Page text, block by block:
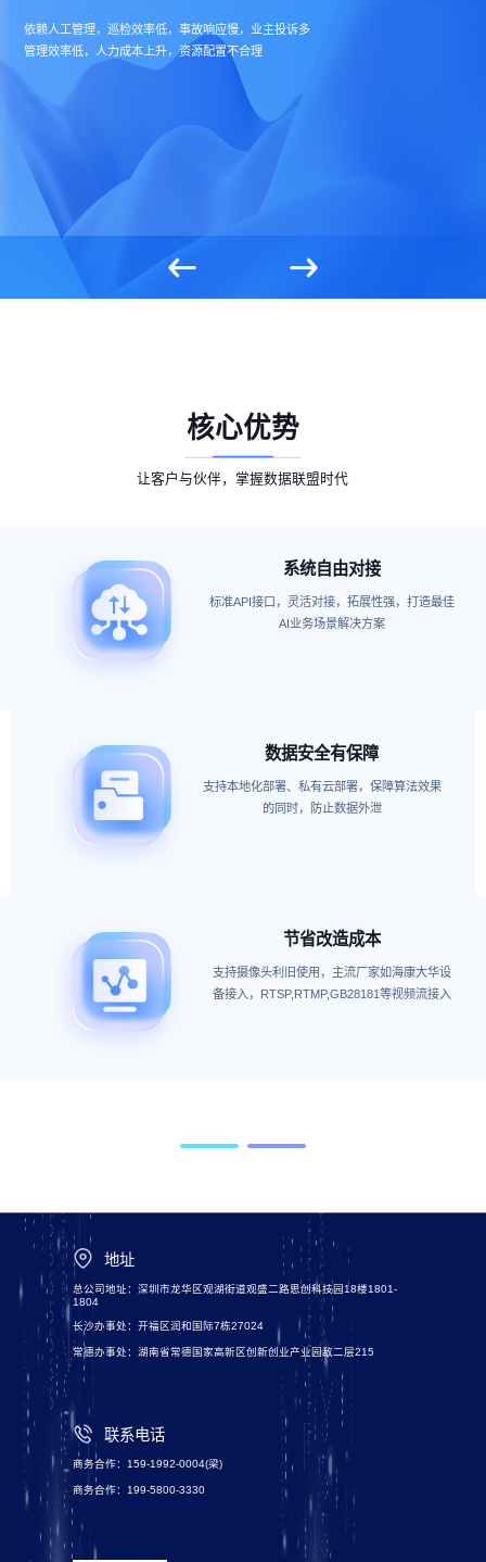
依赖人工管理，巡检效率低，事故响应慢，业主投诉多
管理效率低，人力成本上升，资源配置不合理
核心优势
让客户与伙伴，掌握数据联盟时代
系统自由对接
标准API接口，灵活对接，拓展性强，打造最佳
AI业务场景解决方案
数据安全有保障
支持本地化部署、私有云部署，保障算法效果
的同时，防止数据外泄
节省改造成本
支持摄像头利旧使用，主流厂家如海康大华设
备接入，RTSP,RTMP,GB28181等视频流接入
地址
总公司地址：深圳市龙华区观湖街道观盛二路思创科技园18楼1801-
1804
长沙办事处：开福区润和国际7栋27024
常德办事处：湖南省常德国家高新区创新创业产业园敌二层215
联系电话
商务合作：159-1992-0004(梁)
商务合作：199-5800-3330